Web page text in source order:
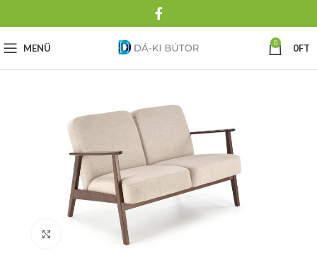
MENÜ 0 0FT
Click to enlarge